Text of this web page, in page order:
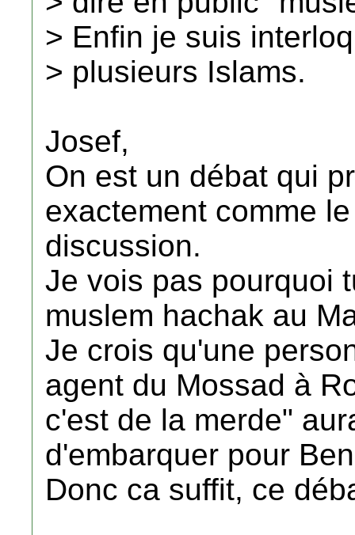
> Enfin je suis
> plusieurs Islams.
Josef,
On est un débat qui
exactement comme
discussion.
Je vois pas pourquoi
muslem hachak au
Je crois qu'une
agent du Mossad à
c'est de la merde"
d'embarquer pour
Donc ca suffit, ce